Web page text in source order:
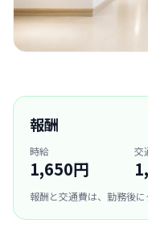
報酬
時給
1,650円
交
報酬と交通費は、勤務後に